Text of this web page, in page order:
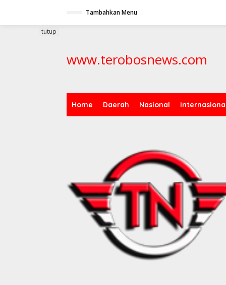
Tambahkan Menu
www.terobosnews.com
Home Daerah Nasional
tutup